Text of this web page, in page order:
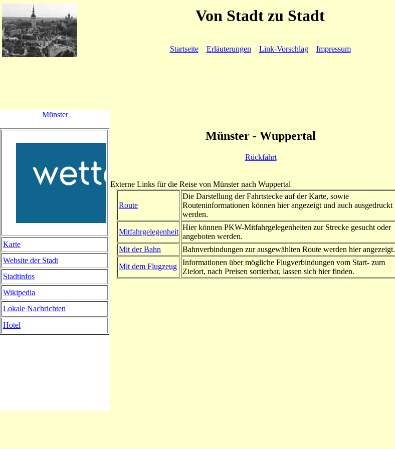
Von Stadt zu Stadt
Startseite Erläuterungen Link-Vorschlag Impressum
Münster - Wuppertal
Rückfahrt
Externe Links für die Reise von Münster nach Wuppertal
Route
Die Darstellung der Fahrtstecke auf der Karte, sowie
Routeninformationen können hier angezeigt und auch ausgedruckt
werden.
Mitfahrgelegenheit
Hier können PKW-Mitfahrgelegenheiten zur Strecke gesucht oder
angeboten werden.
Mit der Bahn
Bahnverbindungen zur ausgewählten Route werden hier angezeigt.
Mit dem Flugzeug
Informationen über mögliche Flugverbindungen vom Start- zum
Zielort, nach Preisen sortierbar, lassen sich hier finden.
Münster
Karte
Website der Stadt
Stadtinfos
Wikipedia
Lokale Nachrichten
Hotel